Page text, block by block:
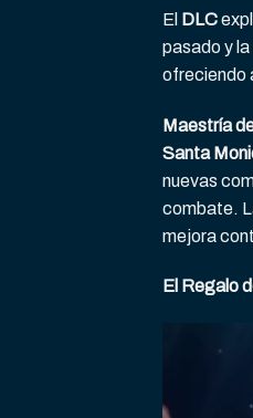
El DLC
pasado y
ofreciendo
Maestría
Santa
nuevas
combate.
mejora
El Regalo